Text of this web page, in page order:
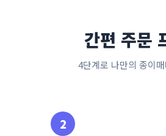
간편 주문
4단계로 나만의 종이